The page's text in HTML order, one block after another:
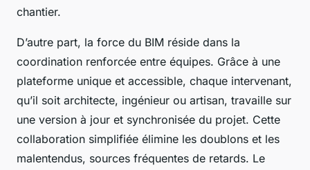
chantier.
D’autre part, la force du BIM réside dans la
coordination renforcée entre équipes. Grâce à une
plateforme unique et accessible, chaque intervenant,
qu’il soit architecte, ingénieur ou artisan, travaille sur
une version à jour et synchronisée du projet. Cette
collaboration simplifiée élimine les doublons et les
malentendus, sources fréquentes de retards. Le